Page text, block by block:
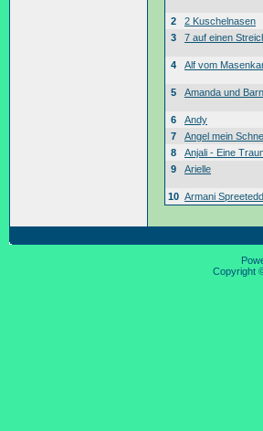
2
2 Kuschelnasen
3
7 auf einen
4 Alf vom
5 Amanda und
6
Andy
7
Angel mein
8
Anjali - Eine
9
Arielle
10 Armani
Copyright